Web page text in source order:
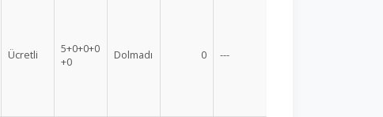
Ücretli
5+0+0+0
+0
Dolmadı 0 ---